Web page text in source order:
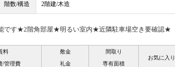
階数/構造 2階建/木造
です★2階角部屋★明るい室内★近隣駐車場空き要確認★
料
/管理費
敷金
礼金
間取り
専有面積
お気に入り